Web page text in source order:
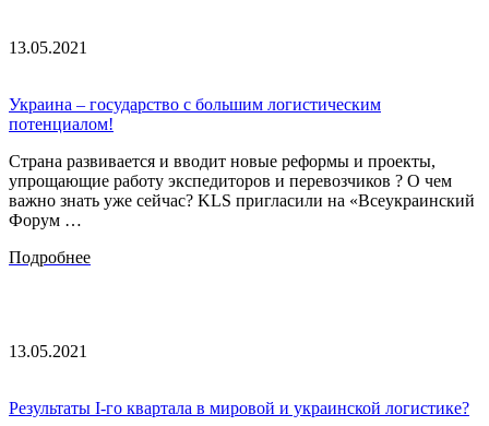
13.05.2021
Украина – государство с большим логистическим
потенциалом!
Страна развивается и вводит новые реформы и проекты,
упрощающие работу экспедиторов и перевозчиков ? О чем
важно знать уже сейчас? KLS пригласили на «Всеукраинский
Форум …
Подробнее
13.05.2021
Результаты I-го квартала в мировой и украинской логистике?